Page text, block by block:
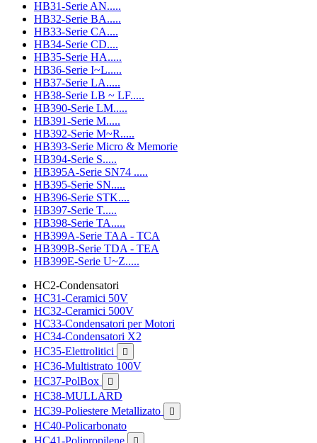
HB31-Serie AN.....
HB32-Serie BA.....
HB33-Serie CA....
HB34-Serie CD....
HB35-Serie HA.....
HB36-Serie I~L.....
HB37-Serie LA.....
HB38-Serie LB ~ LF.....
HB390-Serie LM.....
HB391-Serie M.....
HB392-Serie M~R.....
HB393-Serie Micro & Memorie
HB394-Serie S.....
HB395A-Serie SN74 .....
HB395-Serie SN.....
HB396-Serie STK....
HB397-Serie T.....
HB398-Serie TA.....
HB399A-Serie TAA - TCA
HB399B-Serie TDA - TEA
HB399E-Serie U~Z.....
HC2-Condensatori
HC31-Ceramici 50V
HC32-Ceramici 500V
HC33-Condensatori per Motori
HC34-Condensatori X2
HC35-Elettrolitici

HC36-Multistrato 100V
HC37-PolBox

HC38-MULLARD
HC39-Poliestere Metallizato

HC40-Policarbonato
HC41-Polipropilene